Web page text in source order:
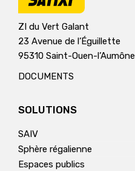
ZI du Vert Galant
23 Avenue de l’Éguillette
95310 Saint-Ouen-l’Aumône
DOCUMENTS
SOLUTIONS
SAIV
Sphère régalienne
Espaces publics